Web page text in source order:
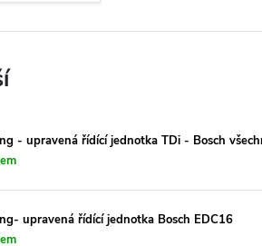
- upravená řídící jednotka TDi - Bosch
upravená řídící jednotka Bosch EDC16